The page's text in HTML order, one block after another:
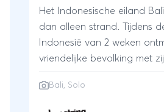
Het Indonesische eiland
dan alleen strand. Tijdens
Indonesië van 2 weken
vriendelijke bevolking met
adembenemende natuur
Bali, Solo